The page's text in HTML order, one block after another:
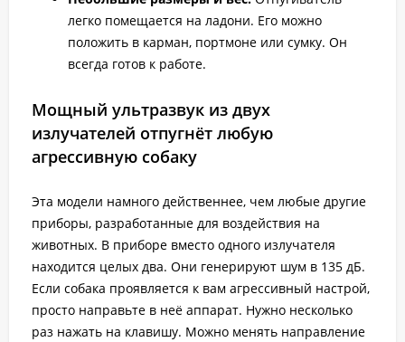
легко помещается на ладони. Его можно
положить в карман, портмоне или сумку. Он
всегда готов к работе.
Мощный ультразвук из двух
излучателей отпугнёт любую
агрессивную собаку
Эта модели намного действеннее, чем любые другие
приборы, разработанные для воздействия на
животных. В приборе вместо одного излучателя
находится целых два. Они генерируют шум в 135 дБ.
Если собака проявляется к вам агрессивный настрой,
просто направьте в неё аппарат. Нужно несколько
раз нажать на клавишу. Можно менять направление